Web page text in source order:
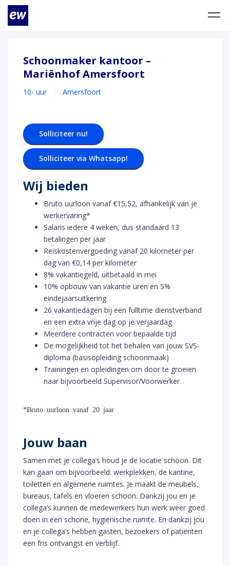
Schoonmaker kantoor –
Mariënhof Amersfoort
10- uur Amersfoort
Solliciteer nu!
Solliciteer via Whatsapp!
Wij bieden
Bruto uurloon vanaf €15,52, afhankelijk van je
werkervaring*
Salaris iedere 4 weken, dus standaard 13
betalingen per jaar
Reiskostenvergoeding vanaf 20 kilometer per
dag van €0,14 per kilometer
8% vakantiegeld, uitbetaald in mei
10% opbouw van vakantie uren en 5%
eindejaarsuitkering
26 vakantiedagen bij een fulltime dienstverband
en een extra vrije dag op je verjaardag
Meerdere contracten voor bepaalde tijd
De mogelijkheid tot het behalen van jouw SVS-
diploma (basisopleiding schoonmaak)
Trainingen en opleidingen om door te groeien
naar bijvoorbeeld Supervisor/Voorwerker
*Bruto uurloon vanaf 20 jaar
Jouw baan
Samen met je collega’s houd je de locatie schoon. Dit
kan gaan om bijvoorbeeld: werkplekken, de kantine,
toiletten en algemene ruimtes. Je maakt de meubels,
bureaus, tafels en vloeren schoon. Dankzij jou en je
collega’s kunnen de medewerkers hun werk weer goed
doen in een schone, hygiënische ruimte. En dankzij jou
en je collega’s hebben gasten, bezoekers of patiënten
een fris ontvangst en verblijf.